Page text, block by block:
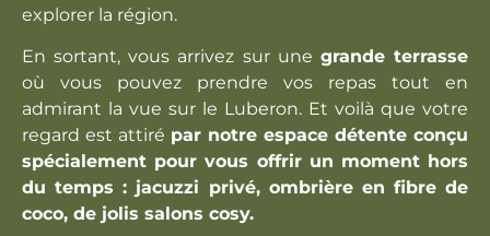
explorer la région.
En sortant, vous arrivez sur une grande terrasse
où vous pouvez prendre vos repas tout en
admirant la vue sur le Luberon. Et voilà que votre
regard est attiré par notre espace détente conçu
spécialement pour vous offrir un moment hors
du temps : jacuzzi privé, ombrière en fibre de
coco, de jolis salons cosy.
RETOUR Continuer